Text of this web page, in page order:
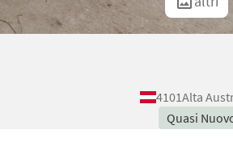
Quasi
4101Alta